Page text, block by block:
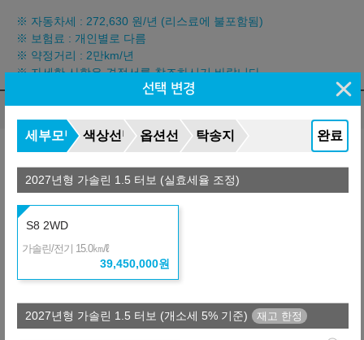
※ 자동차세 : 272,630 원/년 (리스료에 불포함됨)
※ 보험료 : 개인별로 다름
※ 약정거리 : 2만km/년
※ 자세한 사항은 견적서를 참조하시기 바랍니다.
렌트 비교
납입총액 차이
P 금융사
월 545,380
B 금융사
장기렌터카 36개월
L 금융사
월 695,640 원
선택 변경
세부모델 색상선택 옵션선택 탁송지역 완료
2027년형 가솔린 1.5 터보 (실효세율 조정)
S8 2WD
가솔린/전기 15.0㎞/ℓ
39,450,000원
2027년형 가솔린 1.5 터보 (개소세 5% 기준)